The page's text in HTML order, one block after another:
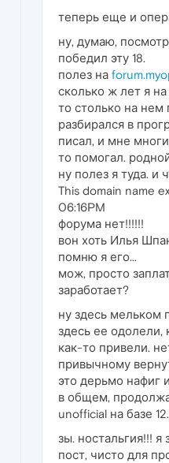
теперь еще и
ну, думаю,
победил эту 18.
полез на
сколько ж лет я
то столько на нем
разбирался в
писал, и мне
то помогал.
ну полез я туда. и
This domain name
06:16PM
форума нет!!!!!!
вон хоть Илья
помню я его...
мож, просто
заработает?
ну здесь мельком
здесь ее одолели,
как-то привели.
привычному
это дерьмо нафиг
в общем,
unofficial на базе
зы. ностальгия!!! я
пост, чисто для